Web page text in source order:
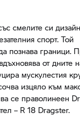
смелите си
спорт. Той
познава граници.
от дните
мускулестия
изцяло към
се праволинеен
– R 18 Dragster.